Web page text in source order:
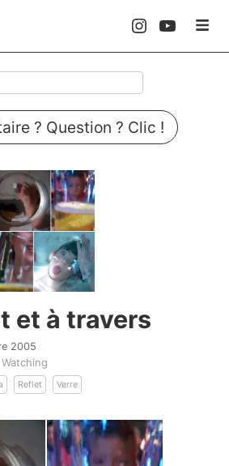
? Question ? Clic !
et à travers
2005
Reflet Verre